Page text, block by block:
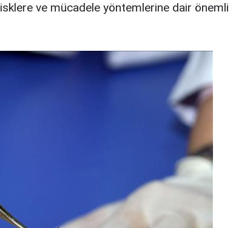
ve mücadele yöntemlerine dair önemli